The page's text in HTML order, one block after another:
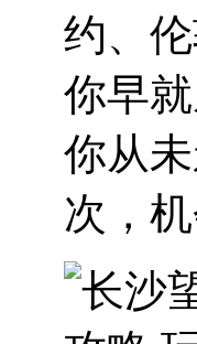
约、
你早
你从
次，